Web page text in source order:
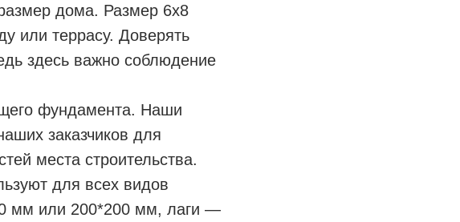
дома. Размер 6х8
или террасу. Доверять
здесь важно соблюдение
фундамента. Наши
заказчиков для
места строительства.
для всех видов
мм или 200*200 мм, лаги —